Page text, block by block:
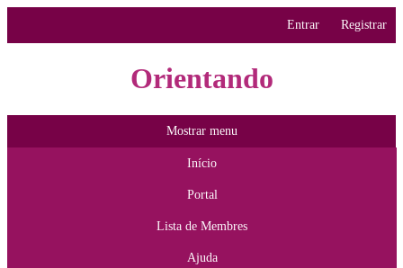
Entrar Registrar
Orientando
Mostrar menu
Início
Portal
Lista de Membres
Ajuda